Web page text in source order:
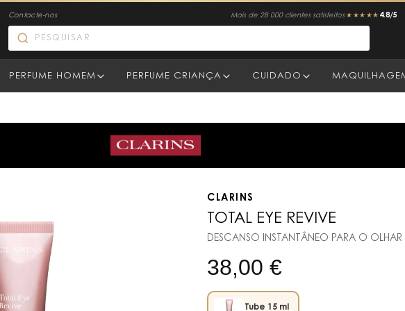
Contacte-nos Mais de 28 000 clientes satisfeitos ★★★★★ 4.8/5
PERFUME HOMEM PERFUME CRIANÇA CUIDADO
CLARINS
TOTAL EYE REVIVE
DESCANSO INSTANTÂNEO PARA O OLHAR
38,00 €
Tube 15 ml